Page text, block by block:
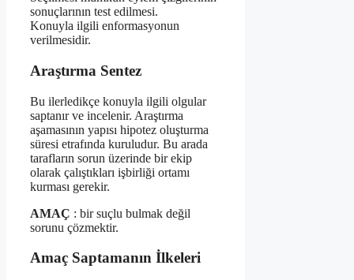
sonuçlarının test edilmesi.
Konuyla ilgili enformasyonun
verilmesidir.
Araştırma Sentez
Bu ilerledikçe konuyla ilgili olgular
saptanır ve incelenir. Araştırma
aşamasının yapısı hipotez oluşturma
süresi etrafında kuruludur. Bu arada
tarafların sorun üzerinde bir ekip
olarak çalıştıkları işbirliği ortamı
kurması gerekir.
AMAÇ : bir suçlu bulmak değil
sorunu çözmektir.
Amaç Saptamanın İlkeleri